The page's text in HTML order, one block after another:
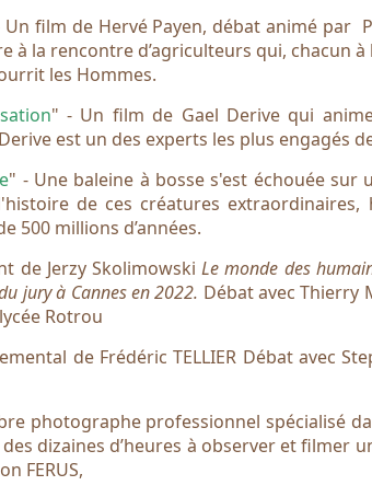
Un film de Hervé Payen, débat animé par
à la rencontre d’agriculteurs qui, chacun
les Hommes.
" - Un film de Gael Derive qui
est un des experts les plus engagés
" - Une baleine à bosse s'est échouée
de ces créatures extraordinaires,
500 millions d’années.
de Jerzy SkolimowskiLe monde des
jury à Cannes en 2022. Débat avec Thierry
Rotrou
de Frédéric TELLIER Débat avec
photographe professionnel spécialisé
dizaines d’heures à observer et filmer
FERUS,